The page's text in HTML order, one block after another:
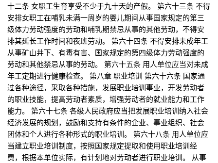
十二条 女职工生育享受不少于九十天的产假。 第六十三条 不得
安排女职工在哺乳未满一周岁的婴儿期间从事国家规定的第三
级体力劳动强度的劳动和哺乳期禁忌从事的其他劳动，不得安
排其延长工作时间和夜班劳动。 第六十四条 不得安排未成年工
从事矿山井下、有毒有害、国家规定的第四级体力劳动强度的
劳动和其他禁忌从事的劳动。 第六十五条 用人单位应当对未成
年工定期进行健康检查。 第八章 职业培训 第六十六条 国家通
过各种途径，采取各种措施，发展职业培训事业，开发劳动者
的职业技能，提高劳动者素质，增强劳动者的就业能力和工作
能力。 第六十七条 各级人民政府应当把发展职业培训纳入社会
经济发展的规划，鼓励和支持有条件的企业、事业组织、社会
团体和个人进行各种形式的职业培训。 第六十八条 用人单位应
当建立职业培训制度，按照国家规定提取和使用职业培训经
费，根据本单位实际，有计划地对劳动者进行职业培训。 从事